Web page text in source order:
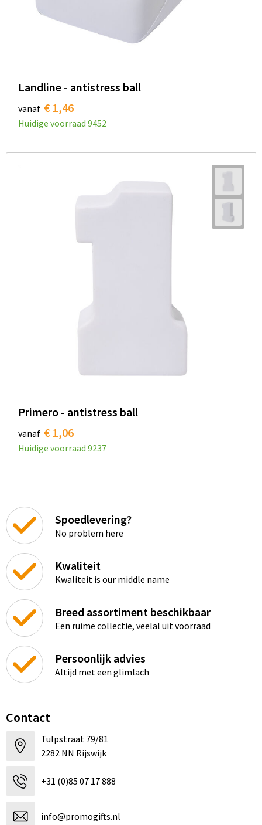
Landline - antistress ball
vanaf € 1,46
Huidige voorraad 9452
Primero - antistress ball
vanaf € 1,06
Huidige voorraad 9237
Spoedlevering?
No problem here
Kwaliteit
Kwaliteit is our middle name
Breed assortiment beschikbaar
Een ruime collectie, veelal uit voorraad
Persoonlijk advies
Altijd met een glimlach
Contact
Tulpstraat 79/81
2282 NN Rijswijk
+31 (0)85 07 17 888
info@promogifts.nl